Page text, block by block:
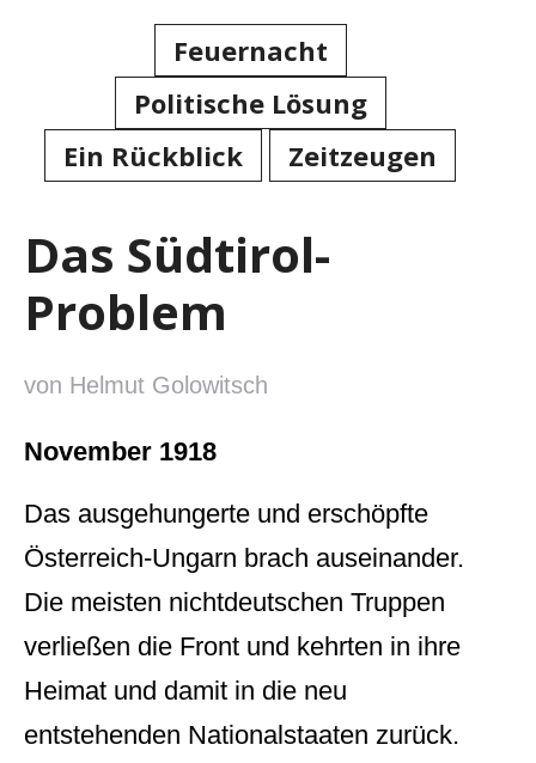
Feuernacht
Politische Lösung
Ein Rückblick
Zeitzeugen
Das Südtirol-
Problem
von Helmut Golowitsch
November 1918
Das ausgehungerte und erschöpfte
Österreich-Ungarn brach auseinander.
Die meisten nichtdeutschen Truppen
verließen die Front und kehrten in ihre
Heimat und damit in die neu
entstehenden Nationalstaaten zurück.